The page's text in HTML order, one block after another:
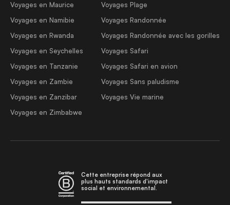
Voyages en Maurice
Voyages en Namibie
Voyages en Rwanda
Voyages en Seychelles
Voyages en Tanzanie
Voyages en Zambie
Voyages en Zanzibar
Voyages en Zimbabwe
Voyages Plage
Voyages Randonnée
Voyages Randonnée avec les gorilles
Voyages Safari
Voyages Safari en avion
Voyages Sans paludisme
Voyages Vie marine
Cette entreprise répond aux
plus hauts standards d'impact
social et environnemental.